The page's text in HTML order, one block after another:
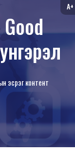
эсрэг контент
A+